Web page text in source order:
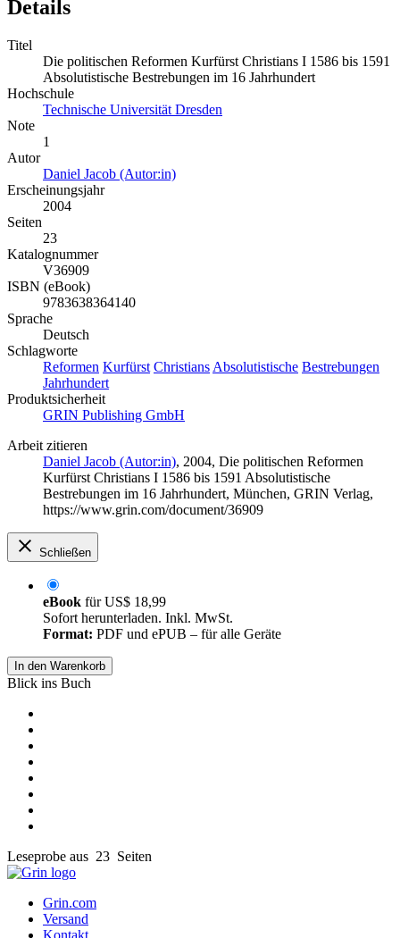
Details
Titel
Die politischen Reformen Kurfürst Christians I 1586 bis 1591
Absolutistische Bestrebungen im 16 Jahrhundert
Hochschule
Technische Universität Dresden
Note
1
Autor
Daniel Jacob (Autor:in)
Erscheinungsjahr
2004
Seiten
23
Katalognummer
V36909
ISBN (eBook)
9783638364140
Sprache
Deutsch
Schlagworte
Reformen Kurfürst Christians Absolutistische Bestrebungen
Jahrhundert
Produktsicherheit
GRIN Publishing GmbH
Arbeit zitieren
Daniel Jacob (Autor:in), 2004, Die politischen Reformen
Kurfürst Christians I 1586 bis 1591 Absolutistische
Bestrebungen im 16 Jahrhundert, München, GRIN Verlag,
https://www.grin.com/document/36909
Schließen
eBook fürUS$ 18,99
Sofort herunterladen. Inkl. MwSt.
Format: PDF und ePUB – für alle Geräte
In den Warenkorb
Blick ins Buch
Leseprobe aus 23 Seiten
Grin.com
Versand
Kontakt